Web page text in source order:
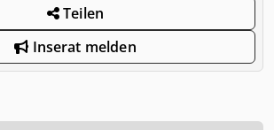
Teilen
Inserat melden